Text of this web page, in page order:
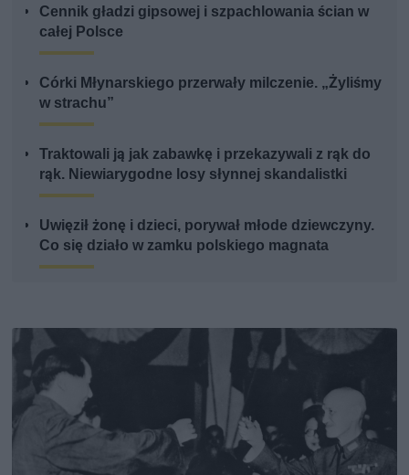
Cennik gładzi gipsowej i szpachlowania ścian w
całej Polsce
Córki Młynarskiego przerwały milczenie. „Żyliśmy
w strachu”
Traktowali ją jak zabawkę i przekazywali z rąk do
rąk. Niewiarygodne losy słynnej skandalistki
Uwięził żonę i dzieci, porywał młode dziewczyny.
Co się działo w zamku polskiego magnata